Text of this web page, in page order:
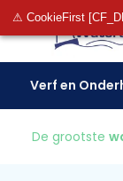
⚠ CookieFirst
Verf en
De grootste